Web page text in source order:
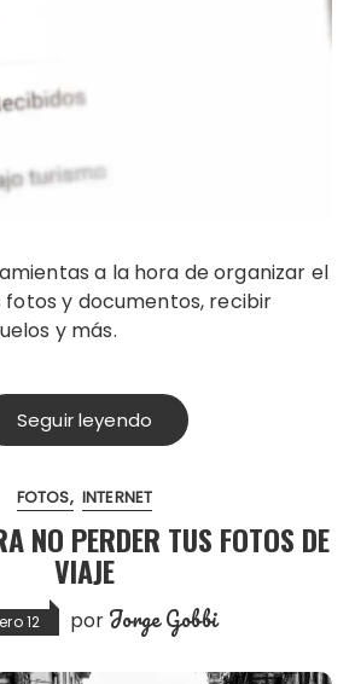
fotos y documentos, recibir
y más.
Seguir leyendo
FOTOS INTERNET
NO PERDER TUS FOTOS DE
VIAJE
12 por Jorge Gobbi